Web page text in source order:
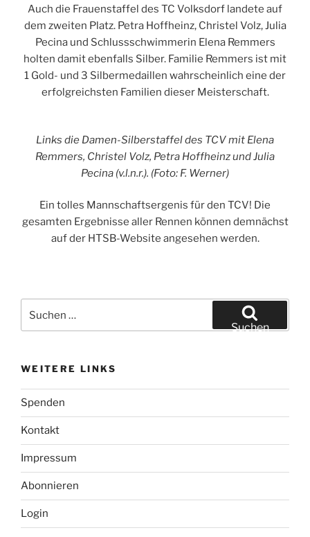
Auch die Frauenstaffel des TC Volksdorf landete auf
dem zweiten Platz. Petra Hoffheinz, Christel Volz, Julia
Pecina und Schlussschwimmerin Elena Remmers
holten damit ebenfalls Silber. Familie Remmers ist mit
1 Gold- und 3 Silbermedaillen wahrscheinlich eine der
erfolgreichsten Familien dieser Meisterschaft.
Links die Damen-Silberstaffel des TCV mit Elena
Remmers, Christel Volz, Petra Hoffheinz und Julia
Pecina (v.l.n.r.). (Foto: F. Werner)
Ein tolles Mannschaftsergenis für den TCV! Die
gesamten Ergebnisse aller Rennen können demnächst
auf der HTSB-Website angesehen werden.
nach:
Suchen
WEITERE LINKS
Spenden
Kontakt
Impressum
Abonnieren
Login